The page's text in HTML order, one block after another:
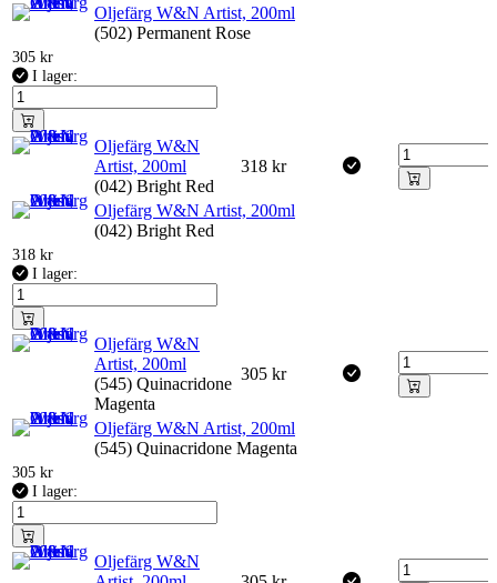
Oljefärg W&N Artist, 200ml
(502) Permanent Rose
305 kr
I lager:
Oljefärg W&N
Artist, 200ml
(042) Bright Red
318 kr
Oljefärg W&N Artist, 200ml
(042) Bright Red
318 kr
I lager:
Oljefärg W&N
Artist, 200ml
(545) Quinacridone
Magenta
305 kr
Oljefärg W&N Artist, 200ml
(545) Quinacridone Magenta
305 kr
I lager:
Oljefärg W&N